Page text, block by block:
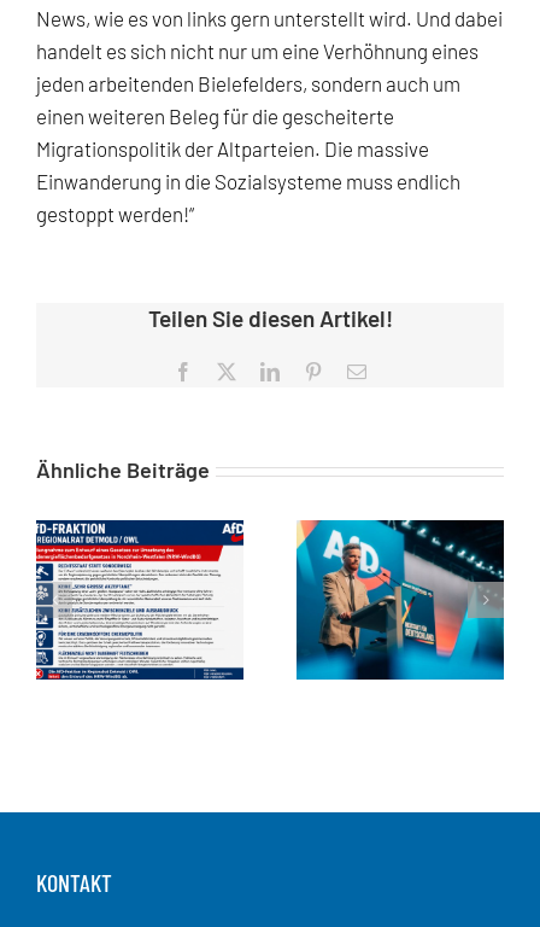
News, wie es von links gern unterstellt wird. Und dabei
handelt es sich nicht nur um eine Verhöhnung eines
jeden arbeitenden Bielefelders, sondern auch um
einen weiteren Beleg für die gescheiterte
Migrationspolitik der Altparteien. Die massive
Einwanderung in die Sozialsysteme muss endlich
gestoppt werden!“
Teilen Sie diesen Artikel!
Facebook LinkedInPinterest
E-
Ähnliche Beiträge
KONTAKT